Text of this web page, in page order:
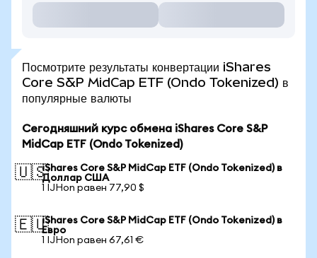
Посмотрите результаты конвертации iShares
Core S&P MidCap ETF (Ondo Tokenized) в
популярные валюты
Сегодняшний курс обмена iShares Core S&P
MidCap ETF (Ondo Tokenized)
🇺🇸iShares Core S&P MidCap ETF (Ondo Tokenized) в
Доллар США
1 IJHon равен 77,90 $
🇪🇺iShares Core S&P MidCap ETF (Ondo Tokenized) в
Евро
1 IJHon равен 67,61 €